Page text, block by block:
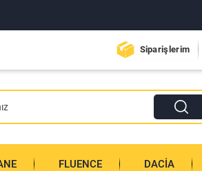
Siparişlerim
FLUENCE DACIA